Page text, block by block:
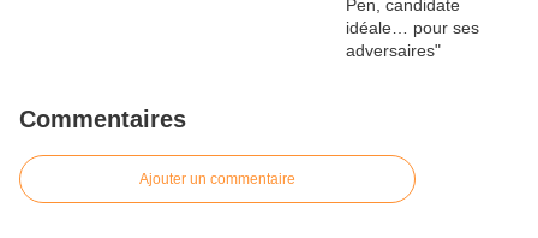
Commentaires
Ajouter un commentaire